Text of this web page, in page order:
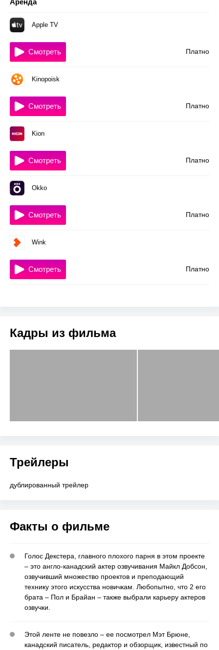
Apple TV
Платно
Смотреть
Kinopoisk
Платно
Смотреть
Kion
Платно
Смотреть
Okko
Платно
Смотреть
Wink
Платно
Смотреть
Кадры из фильма
Трейлеры
дублированный трейлер
Факты о фильме
Голос Декстера, главного плохого парня в этом проекте
– это англо-канадский актер озвучивания Майкл Добсон,
озвучивший множество проектов и преподающий
технику этого искусства новичкам. Любопытно, что 2 его
брата – Пол и Брайан – также выбрали карьеру актеров
озвучки.
Этой ленте не повезло – ее посмотрел Мэт Брюне,
канадский писатель, редактор и обзорщик, известный по